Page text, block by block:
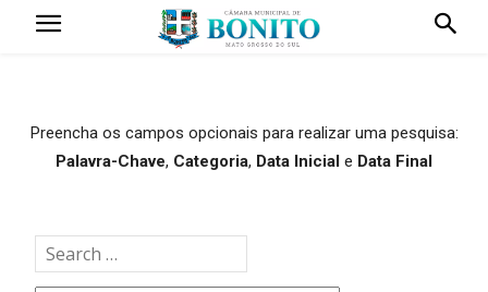
Preencha os campos opcionais para realizar uma pesquisa:
Palavra-Chave, Categoria, Data Inicial e Data Final